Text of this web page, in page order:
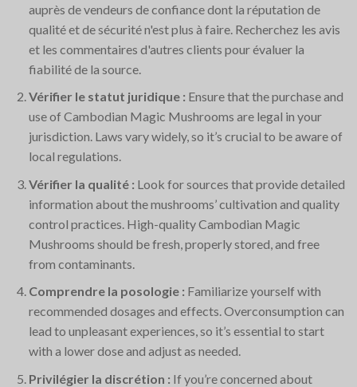
auprès de vendeurs de confiance dont la réputation de
qualité et de sécurité n'est plus à faire. Recherchez les avis
et les commentaires d'autres clients pour évaluer la
fiabilité de la source.
Vérifier le statut juridique : Ensure that the purchase and
use of Cambodian Magic Mushrooms are legal in your
jurisdiction. Laws vary widely, so it’s crucial to be aware of
local regulations.
Vérifier la qualité : Look for sources that provide detailed
information about the mushrooms’ cultivation and quality
control practices. High-quality Cambodian Magic
Mushrooms should be fresh, properly stored, and free
from contaminants.
Comprendre la posologie : Familiarize yourself with
recommended dosages and effects. Overconsumption can
lead to unpleasant experiences, so it’s essential to start
with a lower dose and adjust as needed.
Privilégier la discrétion : If you’re concerned about